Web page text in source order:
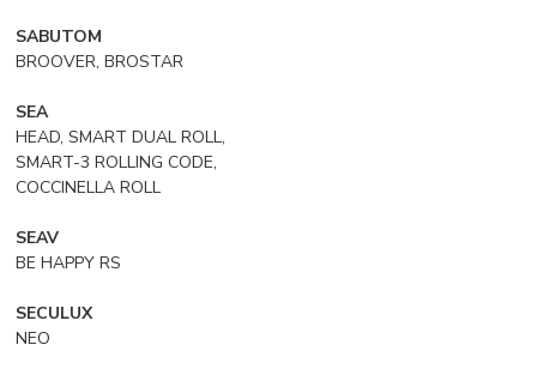
SABUTOM
BROOVER, BROSTAR
SEA
HEAD, SMART DUAL ROLL,
SMART-3 ROLLING CODE,
COCCINELLA ROLL
SEAV
BE HAPPY RS
SECULUX
NEO